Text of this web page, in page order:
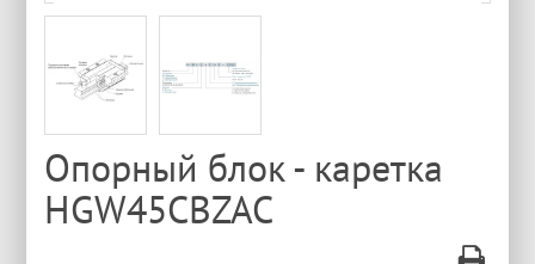
Опорный блок - каретка
HGW45CBZAC